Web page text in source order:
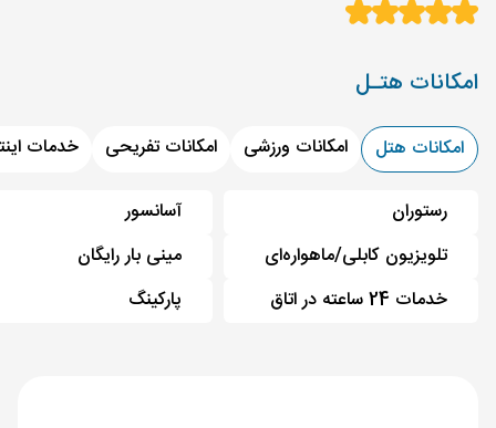
امکانات هتـل
امکانات هتل امکانات ورزشی امکانات تفریحی خدمات
رستوران
تلویزیون کابلی/ماهواره‌ای
خدمات 24 ساعته در اتاق
آسانسور
مینی بار رایگان
پارکینگ